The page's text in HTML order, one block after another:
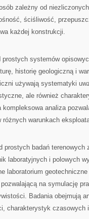
zależny od
ściśliwość,
każdej konstrukcji.
prostych systemów
historię geologiczną i
używają systematyki
ale również
analiza
różnych warunkach
prostych badań
laboratyjnych i polowych
laboratorium
na symulację
Badania obejmują
charakterystyk czasowych